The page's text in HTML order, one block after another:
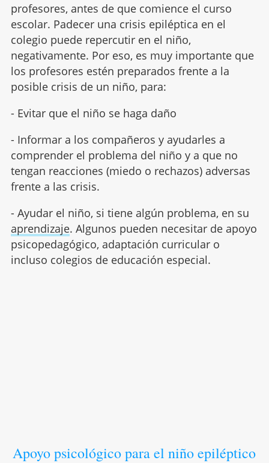
profesores, antes de que comience el curso
escolar. Padecer una crisis epiléptica en el
colegio puede repercutir en el niño,
negativamente. Por eso, es muy importante que
los profesores estén preparados frente a la
posible crisis de un niño, para:
- Evitar que el niño se haga daño
- Informar a los compañeros y ayudarles a
comprender el problema del niño y a que no
tengan reacciones (miedo o rechazos) adversas
frente a las crisis.
- Ayudar el niño, si tiene algún problema, en su
aprendizaje. Algunos pueden necesitar de apoyo
psicopedagógico, adaptación curricular o
incluso colegios de educación especial.
Apoyo psicológico para el niño epiléptico